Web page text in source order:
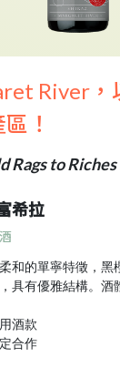
River，
！
Rags to
希拉
和的單寧特徵，黑
具有優雅結構。酒
酒款
合作